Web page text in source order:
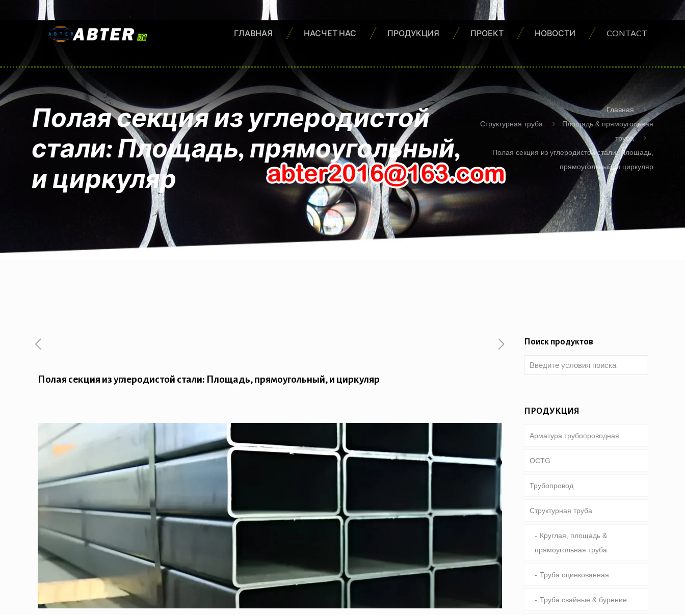
ГЛАВНАЯ НАСЧЕТ НАС ПРОДУКЦИЯ ПРОЕКТ НОВОСТИ CONTACT
Полая секция из углеродистой
стали: Площадь, прямоугольный,
и циркуляр
Главная
Структурная труба
Площадь & прямоугольная
труба
Полая секция из углеродистой стали: Площадь,
прямоугольный, и циркуляр
Полая секция из углеродистой стали: Площадь, прямоугольный, и циркуляр
Поиск продуктов
ПРОДУКЦИЯ
Арматура трубопроводная
OCTG
Трубки & корпус
Бурильная труба
Тяжелый вес бурильной трубы
& УБТ
Трубопровод
Общий трубопровод
Специальное обслуживание и
покрытие & подкладке трубы
Структурная труба
Круглая, площадь &
прямоугольная труба
Труба оцинкованная
Труба свайные & бурение